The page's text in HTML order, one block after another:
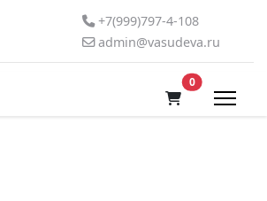
+7(999)797-4-108
admin@vasudeva.ru
0В корзину